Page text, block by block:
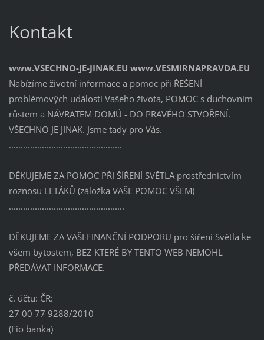
Kontakt
www.VSECHNO-JE-JINAK.EU www.VESMIRNAPRAVDA.EU
Nabízíme životní informace a pomoc při ŘEŠENÍ
problémových událostí Vašeho života, POMOC s duchovním
růstem a NÁVRATEM DOMŮ - DO PRAVÉHO STVOŘENÍ.
VŠECHNO JE JINAK. Jsme tady pro Vás.
................................................
DĚKUJEME ZA POMOC PŘI ŠÍŘENÍ SVĚTLA prostřednictvím
roznosu LETÁKŮ (záložka VAŠE POMOC VŠEM)
.................................................
DĚKUJEME ZA VAŠI FINANČNÍ PODPORU pro šíření Světla ke
všem bytostem, BEZ KTERÉ BY TENTO WEB NEMOHL
PŘEDÁVAT INFORMACE.
č. účtu: ČR:
27 00 77 9288/2010
(Fio banka)